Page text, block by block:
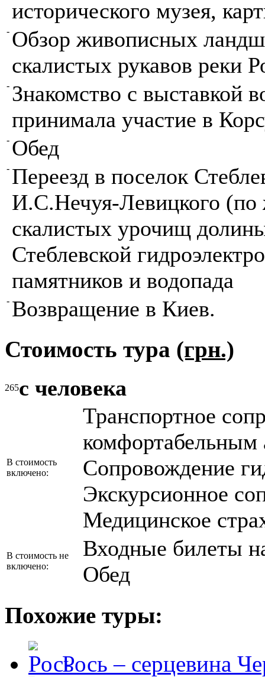
исторического музея,
- Обзор живописных
скалистых рукавов реки
- Знакомство с выставкой
принимала участие в
- Обед
- Переезд в поселок
И.С.Нечуя-Левицкого
скалистых урочищ
Стеблевской
памятников и водопада
- Возвращение в Киев.
Стоимость тура (грн.)
265с человека
В стоимость
включено:
Транспортное
комфортабельным
Сопровождение
Экскурсионное
Медицинское
В стоимость не
включено:
Входные билеты
Обед
Похожие туры:
Рось – серцевина